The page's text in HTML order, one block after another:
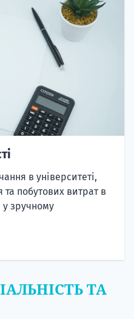
в університеті,
побутових витрат в
у зручному
ТА